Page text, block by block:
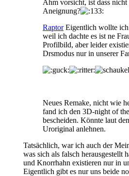
Ähm vorsicht, ist dass
Aneignung?
RaptorEigentlich wollte ich
weil ich dachte es ist ne
Profilbild, aber leider
Drsmodus nur in unserer
Neues Remake, nicht wie
fand ich den 3D-night of
bescheiden. Könnte laut
Uroriginal anlehnen.
Tatsächlich, war ich auch der
was sich als falsch herausgestellt
und Knorrhahn existieren nur in
Eigentlich gibt es nur uns beide